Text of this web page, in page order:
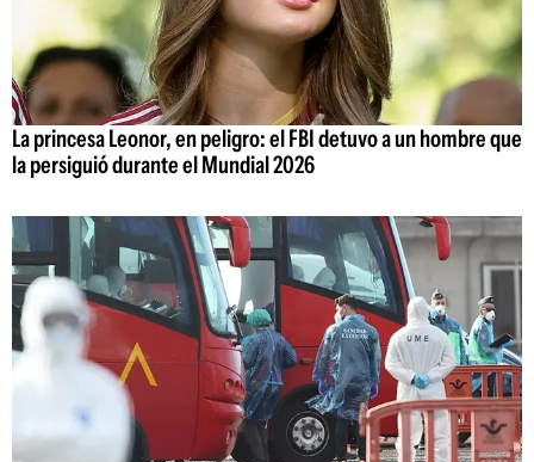
La princesa Leonor, en peligro: el FBI detuvo a un hombre que
la persiguió durante el Mundial 2026